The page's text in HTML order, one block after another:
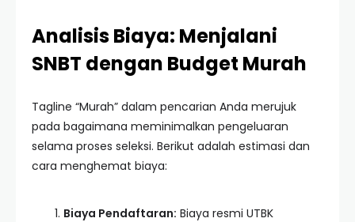
Analisis Biaya: Menjalani
SNBT dengan Budget Murah
Tagline “Murah” dalam pencarian Anda merujuk
pada bagaimana meminimalkan pengeluaran
selama proses seleksi. Berikut adalah estimasi dan
cara menghemat biaya:
Biaya Pendaftaran: Biaya resmi UTBK